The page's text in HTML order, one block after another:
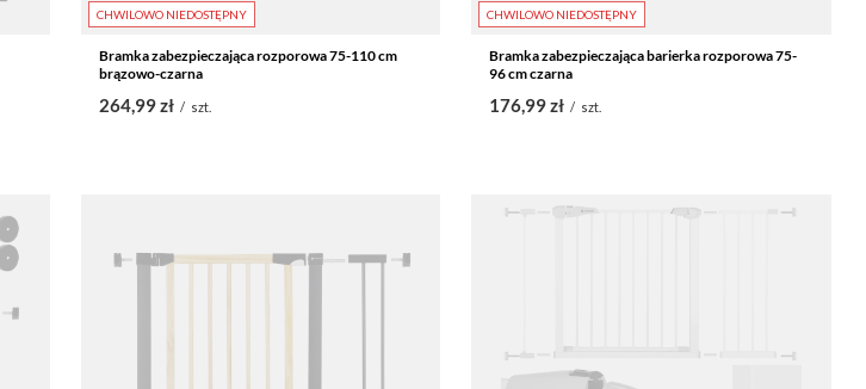
CHWILOWO NIEDOSTĘPNY
Bramka zabezpieczająca rozporowa 75-110 cm
brązowo-czarna
264,99 zł / szt.
CHWILOWO NIEDOSTĘPNY
Bramka zabezpieczająca barierka rozporowa 75-
96 cm czarna
176,99 zł / szt.